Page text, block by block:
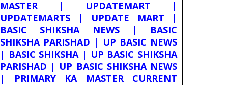
MASTER | UPDATEMART |
UPDATEMARTS | UPDATE MART |
BASIC SHIKSHA NEWS | BASIC
SHIKSHA PARISHAD | UP BASIC NEWS
| BASIC SHIKSHA | UP BASIC SHIKSHA
PARISHAD | UP BASIC SHIKSHA NEWS
| PRIMARY KA MASTER CURRENT